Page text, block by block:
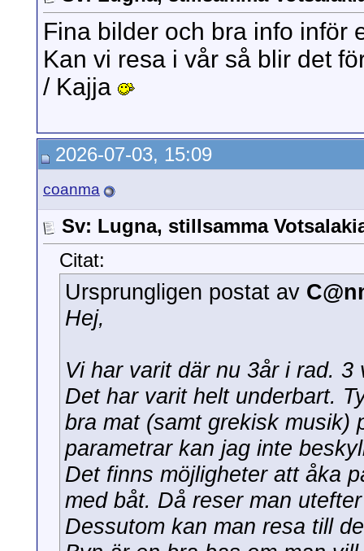
Fina bilder och bra info inför
Kan vi resa i vår så blir det
/ Kajja
2026-07-03, 15:09
coanma
Sv: Lugna, stillsamma
Citat:
Ursprungligen postat av
Hej,
Vi har varit där nu 3år i rad. 3
Det har varit helt underbart.
bra mat (samt grekisk musik)
parametrar kan jag inte
Det finns möjligheter att åka
med båt. Då reser man
Dessutom kan man resa till